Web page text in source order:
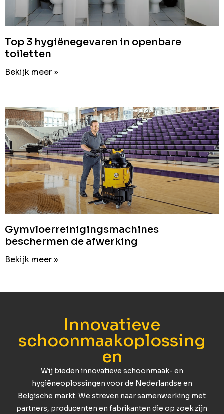
Top 3 hygiënegevaren in openbare
toiletten
Bekijk meer »
Gymvloerreinigingsmachines
beschermen de afwerking
Bekijk meer »
Innovatieve
schoonmaakoplossing
en
Wij bieden innovatieve schoonmaak- en
hygiëneoplossingen voor de Nederlandse en
Belgische markt. We streven naar samenwerking met
partners, producenten en fabrikanten die op zoek zijn